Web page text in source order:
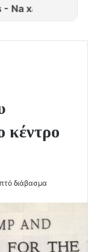
κέντρο
διάβασμα